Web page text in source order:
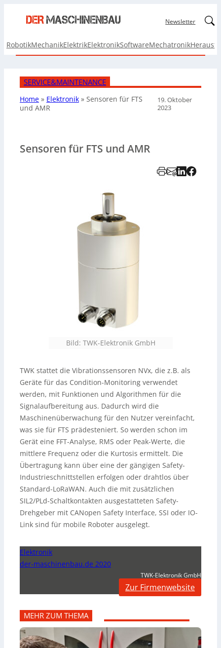
Newsletter
RobotikMechanikElektrikElektronikSoftwareMechatronik
SERVICE&MAINTENANCE
Home » Elektronik » Sensoren für FTS
und AMR
19. Oktober
2023
Sensoren für FTS und AMR
Bild: TWK-Elektronik GmbH
TWK stattet die Vibrationssensoren NVx, die z.B. als
Geräte für das Condition-Monitoring verwendet
werden, mit Funktionen und Algorithmen für die
Signalaufbereitung aus. Dadurch wird die
Maschinenüberwachung für den Nutzer vereinfacht,
was sie für FTS prädesteniert. So werden schon im
Gerät eine FFT-Analyse, RMS oder Peak-Werte, die
mittlere Frequenz oder die Kurtosis ermittelt. Die
Übertragung kann über eine der gängigen Safety-
Industrieschnittstellen erfolgen oder drahtlos über
Standard-LoRaWAN. Auch die mit zusätzlichen
SIL2/PLd-Schaltkontakten ausgestatteten Safety-
Drehgeber mit CANopen Safety Interface, SSI oder IO-
Link sind für mobile Roboter ausgelegt.
Elektronik
der-maschinenbau.de 2020
TWK-Elektronik GmbH
Zur Firmenwebsite
MEHR ZUM THEMA